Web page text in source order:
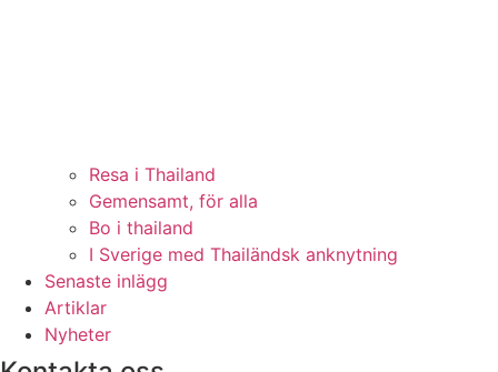
Resa i Thailand
Gemensamt, för alla
Bo i thailand
I Sverige med Thailändsk anknytning
Senaste inlägg
Artiklar
Nyheter